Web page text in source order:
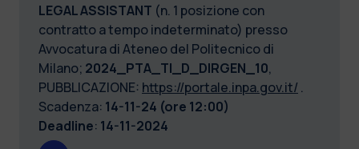
LEGAL ASSISTANT (n. 1 posizione con
contratto a tempo indeterminato) presso
Avvocatura di Ateneo del Politecnico di
Milano; 2024_PTA_TI_D_DIRGEN_10,
PUBBLICAZIONE: https://portale.inpa.gov.it/ .
Scadenza: 14-11-24 (ore 12:00)
Deadline: 14-11-2024